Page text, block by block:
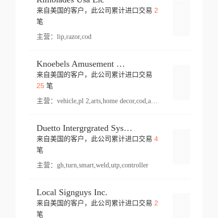
来自美国的客户，此公司累计进口交易 2
笔
主营： lip,razor,cod
Knoebels Amusement Resort
来自美国的客户，此公司累计进口交易
25笔
主营： vehicle,pl 2,arts,home decor,cod,amusement ride,sea
Duetto Intergrgrated Systems Inc.
来自美国的客户，此公司累计进口交易 4
笔
主营： gh,turn,smart,weld,utp,controller
Local Signguys Inc.
来自美国的客户，此公司累计进口交易 2
笔